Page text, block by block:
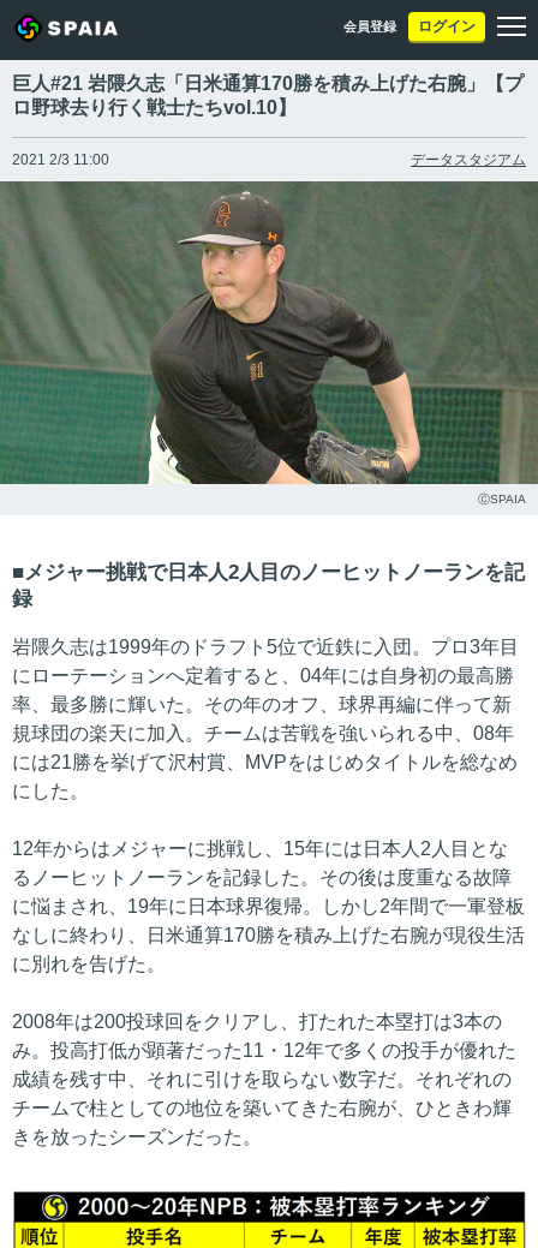
会員登録 ログイン
巨人#21 岩隈久志「日米通算170勝を積み上げた右腕」【プ
ロ野球去り行く戦士たちvol.10】
2021 2/3 11:00 データスタジアム
ⒸSPAIA
メジャー挑戦で日本人2人目のノーヒットノーランを記
録
岩隈久志は1999年のドラフト5位で近鉄に入団。プロ3年目
にローテーションへ定着すると、04年には自身初の最高勝
率、最多勝に輝いた。その年のオフ、球界再編に伴って新
規球団の楽天に加入。チームは苦戦を強いられる中、08年
には21勝を挙げて沢村賞、MVPをはじめタイトルを総なめ
にした。
12年からはメジャーに挑戦し、15年には日本人2人目とな
るノーヒットノーランを記録した。その後は度重なる故障
に悩まされ、19年に日本球界復帰。しかし2年間で一軍登板
なしに終わり、日米通算170勝を積み上げた右腕が現役生活
に別れを告げた。
2008年は200投球回をクリアし、打たれた本塁打は3本の
み。投高打低が顕著だった11・12年で多くの投手が優れた
成績を残す中、それに引けを取らない数字だ。それぞれの
チームで柱としての地位を築いてきた右腕が、ひときわ輝
きを放ったシーズンだった。